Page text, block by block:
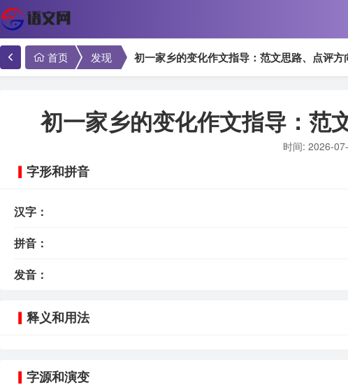
首页 发现 初一家乡的变化作文指导：范文思路、点评
初一家乡的变化作文指导：范
时间: 2026-
字形和拼音
汉字：
拼音：
发音：
释义和用法
字源和演变